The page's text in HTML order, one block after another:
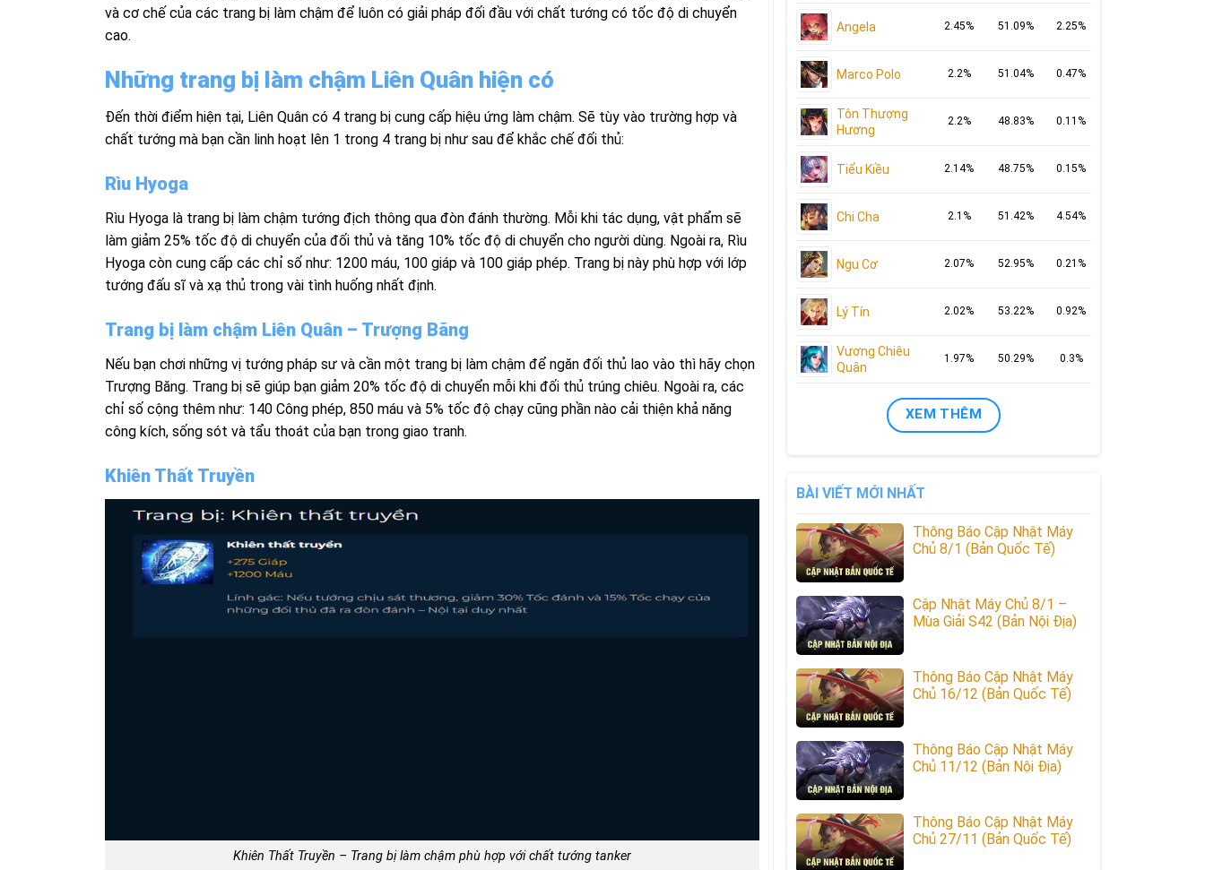
và cơ chế của các trang bị làm chậm để luôn có giải pháp đối đầu với chất tướng có tốc độ di chuyển
cao.
Những trang bị làm chậm Liên Quân hiện có
Đến thời điểm hiện tại, Liên Quân có 4 trang bị cung cấp hiệu ứng làm chậm. Sẽ tùy vào trường hợp và
chất tướng mà bạn cần linh hoạt lên 1 trong 4 trang bị như sau để khắc chế đối thủ:
Rìu Hyoga
Rìu Hyoga là trang bị làm chậm tướng địch thông qua đòn đánh thường. Mỗi khi tác dụng, vật phẩm sẽ
làm giảm 25% tốc độ di chuyển của đối thủ và tăng 10% tốc độ di chuyển cho người dùng. Ngoài ra, Rìu
Hyoga còn cung cấp các chỉ số như: 1200 máu, 100 giáp và 100 giáp phép. Trang bị này phù hợp với lớp
tướng đấu sĩ và xạ thủ trong vài tình huống nhất định.
Trang bị làm chậm Liên Quân – Trượng Băng
Nếu bạn chơi những vị tướng pháp sư và cần một trang bị làm chậm để ngăn đối thủ lao vào thì hãy chọn
Trượng Băng. Trang bị sẽ giúp bạn giảm 20% tốc độ di chuyển mỗi khi đối thủ trúng chiêu. Ngoài ra, các
chỉ số cộng thêm như: 140 Công phép, 850 máu và 5% tốc độ chạy cũng phần nào cải thiện khả năng
công kích, sống sót và tẩu thoát của bạn trong giao tranh.
Khiên Thất Truyền
Khiên Thất Truyền – Trang bị làm chậm phù hợp với chất tướng tanker
Angela 2.45% 51.09% 2.25%
Marco Polo 2.2% 51.04% 0.47%
Tôn Thượng
Hương
2.2% 48.83% 0.11%
Tiểu Kiều 2.14% 48.75% 0.15%
Chi Cha 2.1% 51.42% 4.54%
Ngu Cơ 2.07% 52.95% 0.21%
Lý Tín 2.02% 53.22% 0.92%
Vương Chiêu
Quân
1.97% 50.29% 0.3%
XEM THÊM
BÀI VIẾT MỚI NHẤT
Thông Báo Cập Nhật Máy
Chủ 8/1 (Bản Quốc Tế)
Cập Nhật Máy Chủ 8/1 –
Mùa Giải S42 (Bản Nội Địa)
Thông Báo Cập Nhật Máy
Chủ 16/12 (Bản Quốc Tế)
Thông Báo Cập Nhật Máy
Chủ 11/12 (Bản Nội Địa)
Thông Báo Cập Nhật Máy
Chủ 27/11 (Bản Quốc Tế)